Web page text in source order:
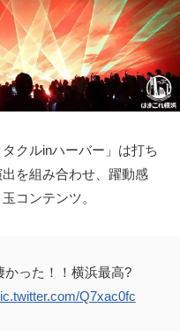
クルinハーバー」は打ち
を組み合わせ、躍動感
コンテンツ。
った！！横浜最高?
Q7xac0fc